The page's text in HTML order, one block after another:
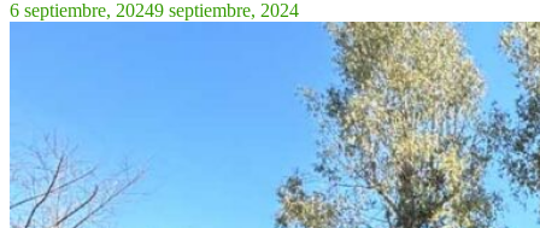
6 septiembre, 20249 septiembre, 2024